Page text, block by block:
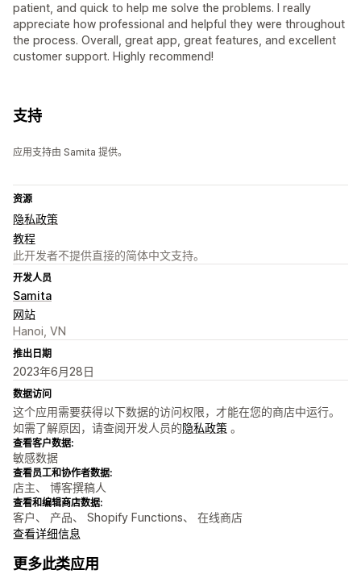
patient, and quick to help me solve the problems. I really
appreciate how professional and helpful they were throughout
the process. Overall, great app, great features, and excellent
customer support. Highly recommend!
支持
应用支持由 Samita 提供。
资源
隐私政策
教程
此开发者不提供直接的简体中文支持。
开发人员
Samita
网站
Hanoi, VN
推出日期
2023年6月28日
数据访问
这个应用需要获得以下数据的访问权限，才能在您的商店中运行。
如需了解原因，请查阅开发人员的隐私政策 。
查看客户数据:
敏感数据
查看员工和协作者数据:
店主、 博客撰稿人
查看和编辑商店数据:
客户、 产品、 Shopify Functions、 在线商店
查看详细信息
更多此类应用